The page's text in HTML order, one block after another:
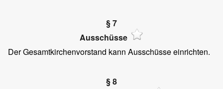
§ 7
Ausschüsse
Der Gesamtkirchenvorstand kann Ausschüsse einrichten.
§ 8